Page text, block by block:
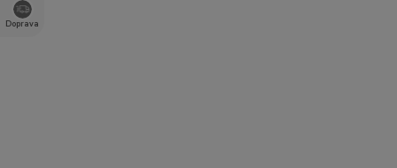
Doprava